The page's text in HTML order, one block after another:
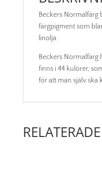
Beckers Normalfärg
färgpigment som
linolja.
Beckers Normalfärg
finns i 44 kulörer,
för att man själv ska